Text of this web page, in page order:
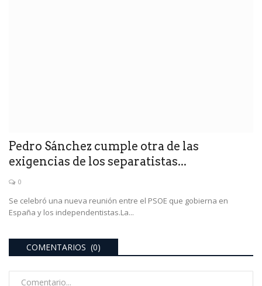
Pedro Sánchez cumple otra de las
exigencias de los separatistas...
0
Se celebró una nueva reunión entre el PSOE que gobierna en
España y los independentistas.La...
COMENTARIOS (0)